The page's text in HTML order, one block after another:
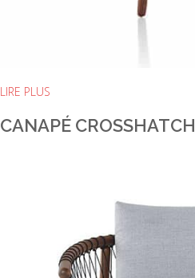
LIRE PLUS
CANAPÉ CROSSHATCH